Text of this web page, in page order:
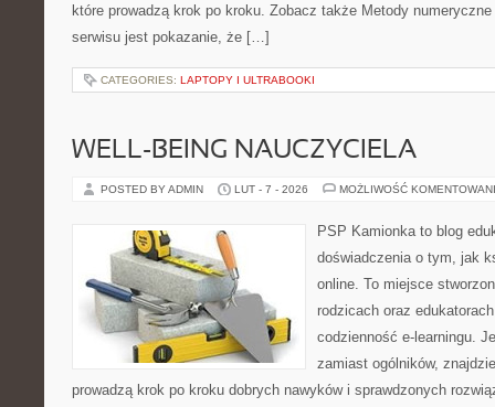
które prowadzą krok po kroku. Zobacz także Metody
serwisu jest pokazanie, że […]
CATEGORIES: LAPTOPY I ULTRABOOKI
WELL-BEING NAUCZYCIELA
POSTED BY ADMIN LUT - 7 - 2026 MOŻLIWOŚĆ
PSP Kamionka to blog
doświadczenia o tym, jak
online. To miejsce
rodzicach oraz
codzienność e-learningu.
zamiast ogólników,
prowadzą krok po kroku dobrych nawyków i sprawdzonych